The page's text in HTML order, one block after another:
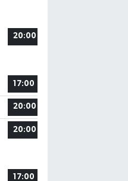
20:00
17:00
20:00
20:00
17:00